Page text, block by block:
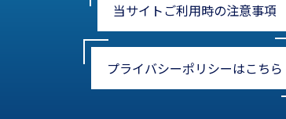
当サイトご利用時の注意事項
プライバシーポリシーはこちら